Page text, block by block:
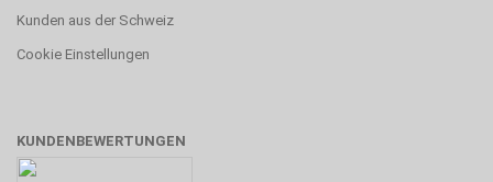
Kunden aus der Schweiz
Cookie Einstellungen
KUNDENBEWERTUNGEN